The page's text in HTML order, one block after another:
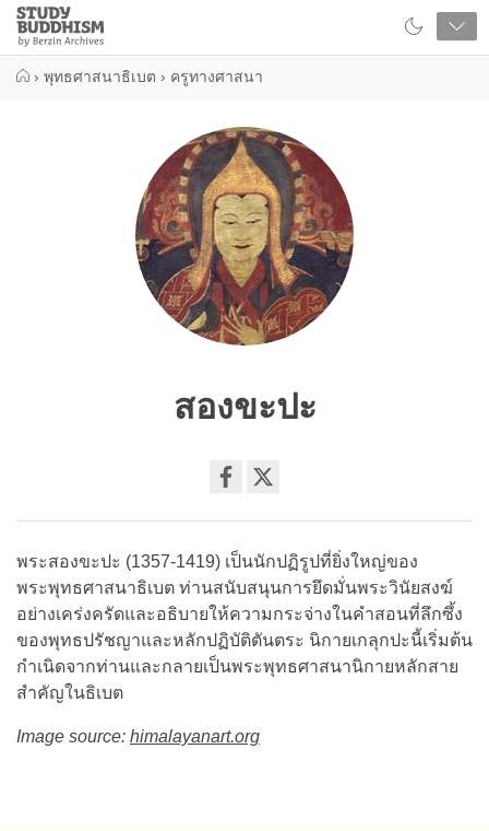
Close
Study
Buddhism
› พุทธศาสนาธิเบต › ครูทางศาสนา
สองขะปะ
facebook
พระสองขะปะ (1357-1419) เป็นนักปฏิรูปที่ยิ่งใหญ่ของ
พระพุทธศาสนาธิเบต ท่านสนับสนุนการยึดมั่นพระวินัยสงฆ์
อย่างเคร่งครัดและอธิบายให้ความกระจ่างในคำสอนที่ลึกซึ้ง
ของพุทธปรัชญาและหลักปฏิบัติตันตระ นิกายเกลุกปะนี้เริ่มต้น
กำเนิดจากท่านและกลายเป็นพระพุทธศาสนานิกายหลักสาย
สำคัญในธิเบต
Image source: himalayanart.org